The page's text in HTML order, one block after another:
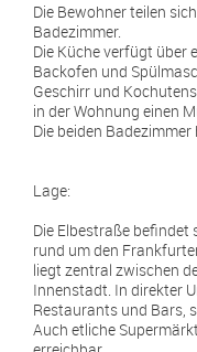
Die Bewohner teilen
Badezimmer.
Die Küche verfügt über
Backofen und
Geschirr und
in der Wohnung einen
Die beiden Badezimmer
Lage:
Die Elbestraße
rund um den
liegt zentral zwischen
Innenstadt. In direkter
Restaurants und Bars,
Auch etliche